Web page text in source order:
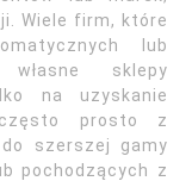
Wiele firm, które
lub
sklepy
na uzyskanie
prosto z
szerszej gamy
pochodzących z